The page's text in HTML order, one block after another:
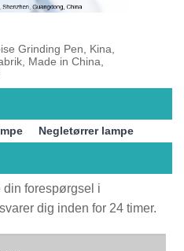
Grinding Pen, Kina,
Made in China,
Negletørrer lampe
din forespørgsel i
dig inden for 24 timer.